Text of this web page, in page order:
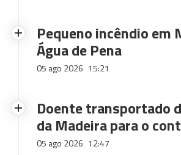
Pequeno incêndio em
Água de Pena
05 ago 2026 15:21
Doente transportado
da Madeira para o
05 ago 2026 12:47